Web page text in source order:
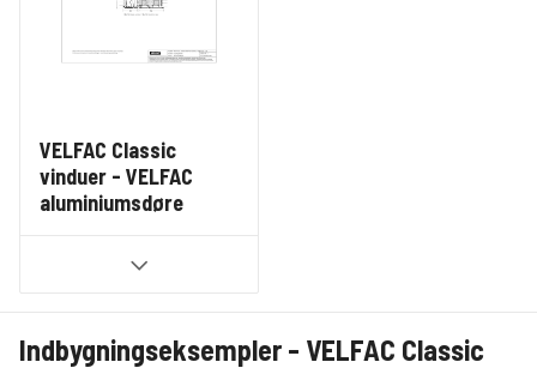
VELFAC Classic
vinduer - VELFAC
aluminiumsdøre
Indbygningseksempler - VELFAC Classic